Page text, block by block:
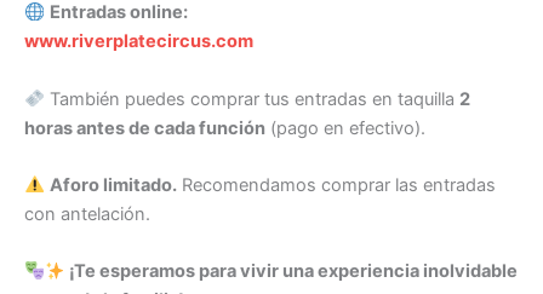
Entradas online:
www.riverplatecircus.com
También puedes comprar tus entradas en taquilla 2
horas antes de cada función (pago en efectivo).
Aforo limitado.Recomendamos comprar las entradas
con antelación.
¡Te esperamos para vivir una experiencia inolvidable